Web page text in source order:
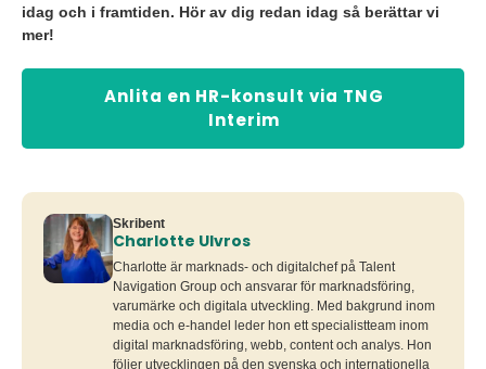
idag och i framtiden. Hör av dig redan idag så berättar vi
mer!
Anlita en HR-konsult via TNG
Interim
Skribent
Charlotte Ulvros
Charlotte är marknads- och digitalchef på Talent
Navigation Group och ansvarar för marknadsföring,
varumärke och digitala utveckling. Med bakgrund inom
media och e-handel leder hon ett specialistteam inom
digital marknadsföring, webb, content och analys. Hon
följer utvecklingen på den svenska och internationella